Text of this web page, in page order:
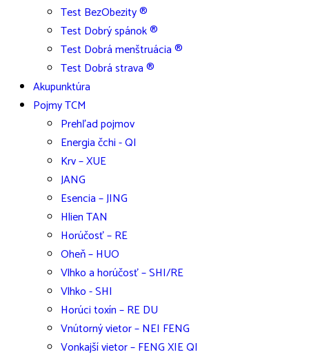
Test BezObezity ®
Test Dobrý spánok ®
Test Dobrá menštruácia ®
Test Dobrá strava ®
Akupunktúra
Pojmy TCM
Prehľad pojmov
Energia čchi - QI
Krv – XUE
JANG
Esencia – JING
Hlien TAN
Horúčosť – RE
Oheň – HUO
Vlhko a horúčosť – SHI/RE
Vlhko - SHI
Horúci toxín – RE DU
Vnútorný vietor – NEI FENG
Vonkajší vietor – FENG XIE QI